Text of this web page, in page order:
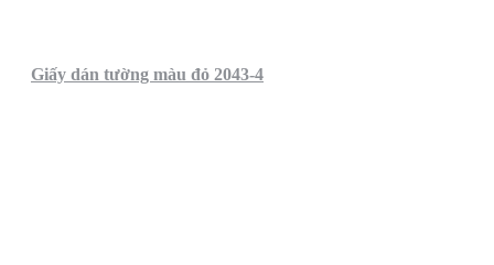
Giấy dán tường màu đỏ 2043-4